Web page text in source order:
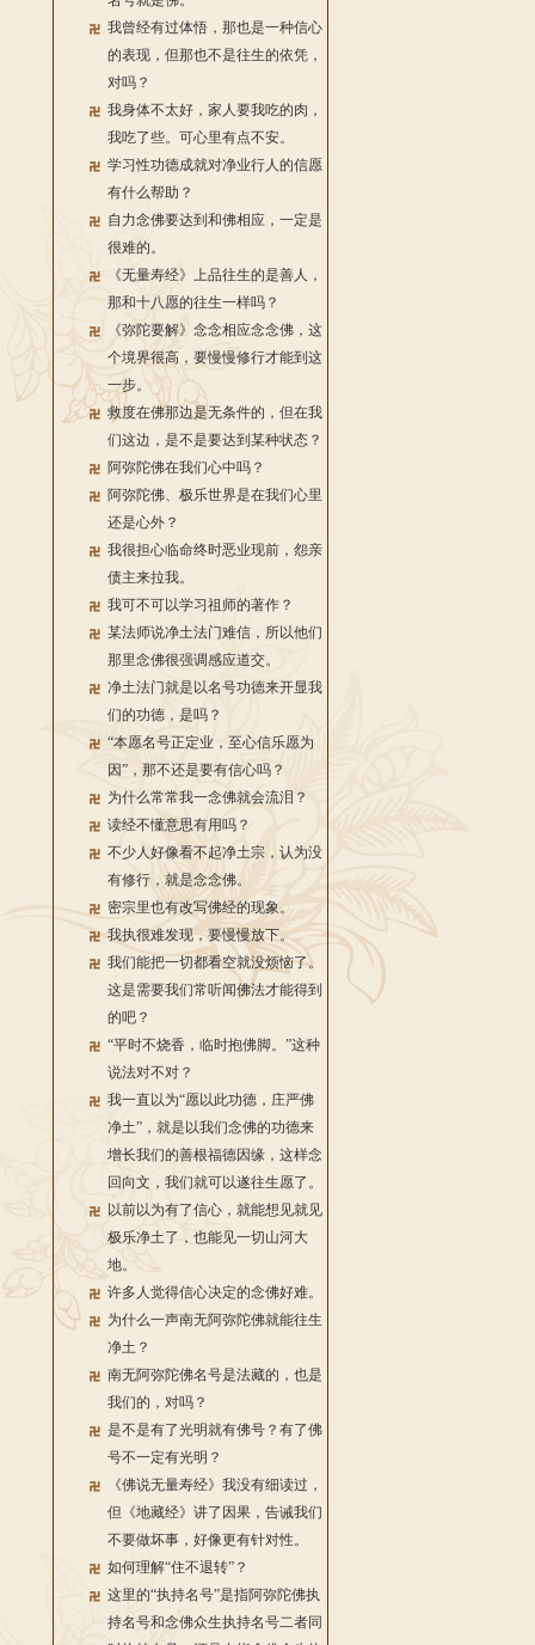
我曾经有过体悟，那也是一种信心
的表现，但那也不是往生的依凭，
对吗？
我身体不太好，家人要我吃的肉，
我吃了些。可心里有点不安。
学习性功德成就对净业行人的信愿
有什么帮助？
自力念佛要达到和佛相应，一定是
很难的。
《无量寿经》上品往生的是善人，
那和十八愿的往生一样吗？
《弥陀要解》念念相应念念佛，这
个境界很高，要慢慢修行才能到这
一步。
救度在佛那边是无条件的，但在我
们这边，是不是要达到某种状态？
阿弥陀佛在我们心中吗？
阿弥陀佛、极乐世界是在我们心里
还是心外？
我很担心临命终时恶业现前，怨亲
债主来拉我。
我可不可以学习祖师的著作？
某法师说净土法门难信，所以他们
那里念佛很强调感应道交。
净土法门就是以名号功德来开显我
们的功德，是吗？
“本愿名号正定业，至心信乐愿为
因”，那不还是要有信心吗？
为什么常常我一念佛就会流泪？
读经不懂意思有用吗？
不少人好像看不起净土宗，认为没
有修行，就是念念佛。
密宗里也有改写佛经的现象。
我执很难发现，要慢慢放下。
我们能把一切都看空就没烦恼了。
这是需要我们常听闻佛法才能得到
的吧？
“平时不烧香，临时抱佛脚。”这种
说法对不对？
我一直以为“愿以此功德，庄严佛
净土”，就是以我们念佛的功德来
增长我们的善根福德因缘，这样念
回向文，我们就可以遂往生愿了。
以前以为有了信心，就能想见就见
极乐净土了，也能见一切山河大
地。
许多人觉得信心决定的念佛好难。
为什么一声南无阿弥陀佛就能往生
净土？
南无阿弥陀佛名号是法藏的，也是
我们的，对吗？
是不是有了光明就有佛号？有了佛
号不一定有光明？
《佛说无量寿经》我没有细读过，
但《地藏经》讲了因果，告诫我们
不要做坏事，好像更有针对性。
如何理解“住不退转”？
这里的“执持名号”是指阿弥陀佛执
持名号和念佛众生执持名号二者同